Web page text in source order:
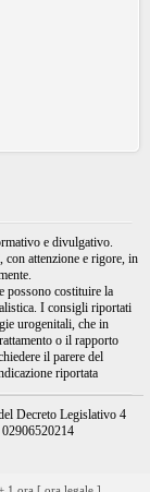
e divulgativo.
attenzione e rigore, in
possono costituire la
I consigli riportati
urogenitali, che in
o il rapporto
il parere del
riportata
Decreto Legislativo 4